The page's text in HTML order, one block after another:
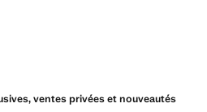
ventes privées et nouveautés